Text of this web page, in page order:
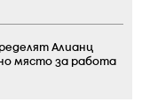
Алианц
място за работа